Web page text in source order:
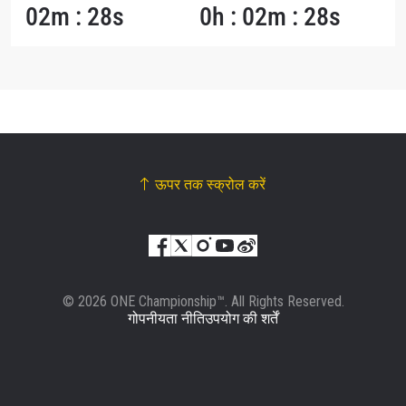
02m : 28s 0h : 02m : 28s
ऊपर तक स्क्रोल करें
© 2026 ONE Championship™. All Rights Reserved.
गोपनीयता नीतिउपयोग की शर्तें